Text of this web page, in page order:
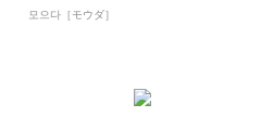
모으다［モウダ］